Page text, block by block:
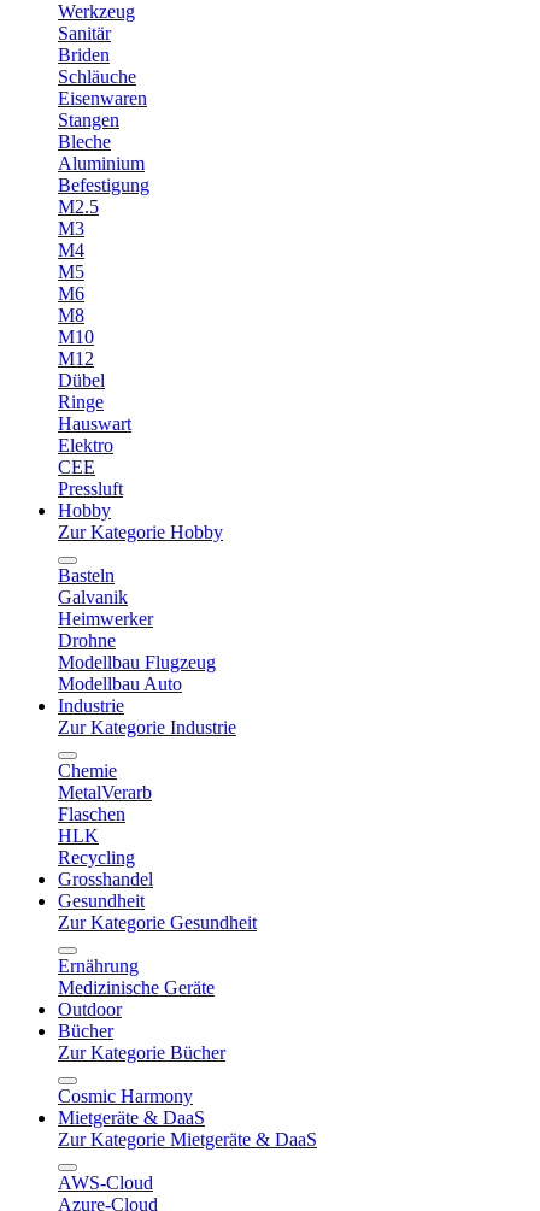
Werkzeug
Sanitär
Briden
Schläuche
Eisenwaren
Stangen
Bleche
Aluminium
Befestigung
M2.5
M3
M4
M5
M6
M8
M10
M12
Dübel
Ringe
Hauswart
Elektro
CEE
Pressluft
Hobby
Zur Kategorie Hobby
Basteln
Galvanik
Heimwerker
Drohne
Modellbau Flugzeug
Modellbau Auto
Industrie
Zur Kategorie Industrie
Chemie
MetalVerarb
Flaschen
HLK
Recycling
Grosshandel
Gesundheit
Zur Kategorie Gesundheit
Ernährung
Medizinische Geräte
Outdoor
Bücher
Zur Kategorie Bücher
Cosmic Harmony
Mietgeräte & DaaS
Zur Kategorie Mietgeräte & DaaS
AWS-Cloud
Azure-Cloud